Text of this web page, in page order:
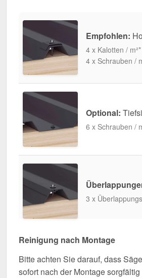
Empfohlen:
4 x Kalotten / m²*
4 x Schrauben /
Optional:
6 x Schrauben /
3 x
Reinigung nach Montage
Bitte achten Sie darauf, dass
sofort nach der Montage